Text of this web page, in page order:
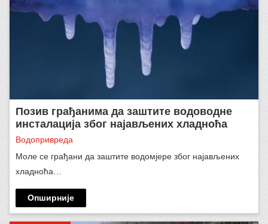
Позив грађанима да заштите водоводне
инсталација због најављених хладноћа
Водопривреда
Моле се грађани да заштите водомјере због најављених
хладноћа…
Опширније